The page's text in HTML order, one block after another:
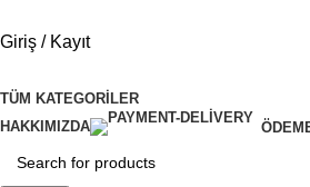
Giriş / Kayıt
TÜM KATEGORILER
HAKKIMIZDA